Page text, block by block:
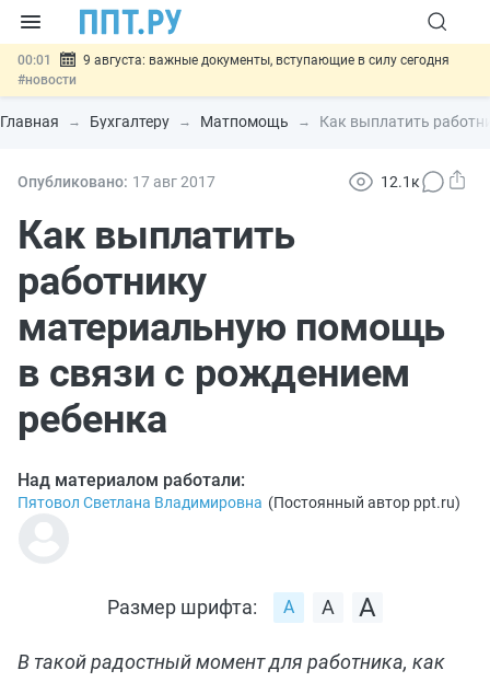
00:01
9 августа: важные документы, вступающие в силу сегодня
#новости
07.08 Подписан закон о блокировке продажи опасных товаров через
«Честный знак»#новости
07.08 Госпошлину за устранение ошибок в документах предлагают
07.08
отношений
#новости
Главная Бухгалтеру Матпомощь Как выплатить
Опубликовано: 17 авг2017 12.1к
Как выплатить
работнику
материальную помощь
в связи с рождением
ребенка
Над материалом работали:
Пятовол Светлана Владимировна (Постоянный автор ppt.ru)
Размер шрифта:
В такой радостный момент для работника, как